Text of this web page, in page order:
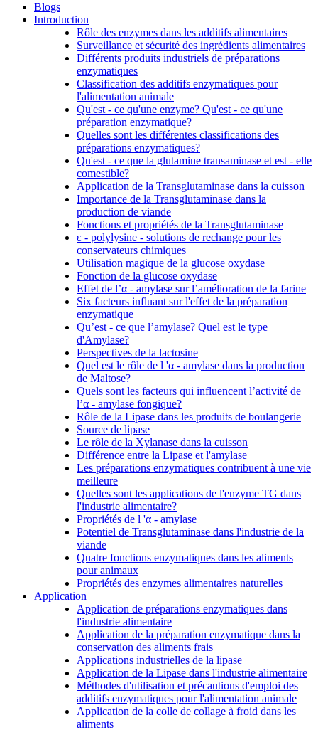
Blogs
Introduction
Rôle des enzymes dans les additifs alimentaires
Surveillance et sécurité des ingrédients alimentaires
Différents produits industriels de préparations
enzymatiques
Classification des additifs enzymatiques pour
l'alimentation animale
Qu'est - ce qu'une enzyme? Qu'est - ce qu'une
préparation enzymatique?
Quelles sont les différentes classifications des
préparations enzymatiques?
Qu'est - ce que la glutamine transaminase et est - elle
comestible?
Application de la Transglutaminase dans la cuisson
Importance de la Transglutaminase dans la
production de viande
Fonctions et propriétés de la Transglutaminase
ε - polylysine - solutions de rechange pour les
conservateurs chimiques
Utilisation magique de la glucose oxydase
Fonction de la glucose oxydase
Effet de l’α - amylase sur l’amélioration de la farine
Six facteurs influant sur l'effet de la préparation
enzymatique
Qu’est - ce que l’amylase? Quel est le type
d'Amylase?
Perspectives de la lactosine
Quel est le rôle de l 'α - amylase dans la production
de Maltose?
Quels sont les facteurs qui influencent l’activité de
l’α - amylase fongique?
Rôle de la Lipase dans les produits de boulangerie
Source de lipase
Le rôle de la Xylanase dans la cuisson
Différence entre la Lipase et l'amylase
Les préparations enzymatiques contribuent à une vie
meilleure
Quelles sont les applications de l'enzyme TG dans
l'industrie alimentaire?
Propriétés de l 'α - amylase
Potentiel de Transglutaminase dans l'industrie de la
viande
Quatre fonctions enzymatiques dans les aliments
pour animaux
Propriétés des enzymes alimentaires naturelles
Application
Application de préparations enzymatiques dans
l'industrie alimentaire
Application de la préparation enzymatique dans la
conservation des aliments frais
Applications industrielles de la lipase
Application de la Lipase dans l'industrie alimentaire
Méthodes d'utilisation et précautions d'emploi des
additifs enzymatiques pour l'alimentation animale
Application de la colle de collage à froid dans les
aliments